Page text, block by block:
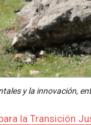
y la innovación,
la Transición